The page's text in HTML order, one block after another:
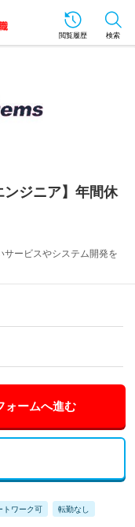
閲覧履歴 検索
ジニア】年間休
サービスやシステム開発を
ォームへ進む
トワーク可 転勤なし